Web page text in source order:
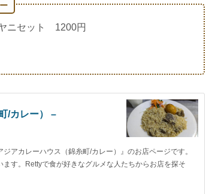
ニセット 1200円
/カレー） –
アカレーハウス（錦糸町/カレー）』のお店ページです。
す。Rettyで食が好きなグルメな人たちからお店を探そ